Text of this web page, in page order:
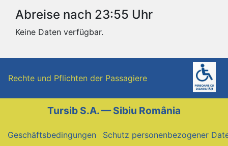
Abreise nach 23:55 Uhr
Keine Daten verfügbar.
Rechte und Pflichten der Passagiere
Tursib S.A. — Sibiu România
Geschäftsbedingungen Schutz personenbezogener